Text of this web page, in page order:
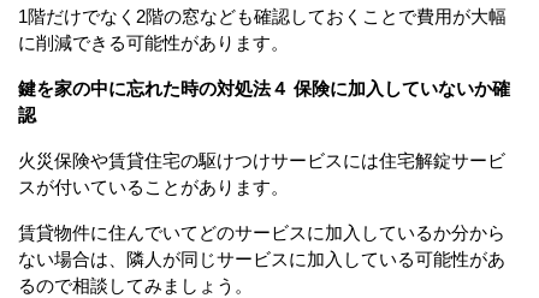
1階だけでなく2階の窓なども確認しておくことで費用が大幅
に削減できる可能性があります。
鍵を家の中に忘れた時の対処法４ 保険に加入していないか確
認
火災保険や賃貸住宅の駆けつけサービスには住宅解錠サービ
スが付いていることがあります。
賃貸物件に住んでいてどのサービスに加入しているか分から
ない場合は、隣人が同じサービスに加入している可能性があ
るので相談してみましょう。